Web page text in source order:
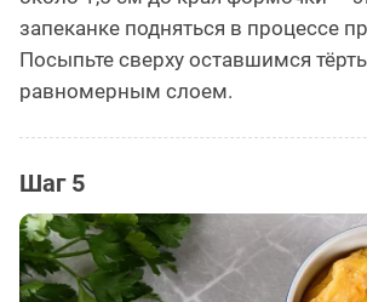
запеканке подняться в процессе
Посыпьте сверху оставшимся
равномерным слоем.
Шаг 5